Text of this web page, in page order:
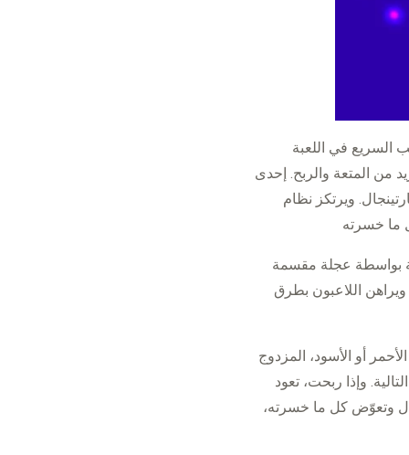
في اللعبة
من المتعة والربح. إحدى
ويرتكز نظام
بواسطة عجلة مقسمة
اللاعبون بطرق
أو الأسود، المزدوج
وإذا ربحت، تعود
وتعوّض كل ما خسرته،